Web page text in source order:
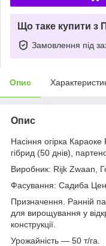
Що таке купити з
Замовлення під
Опис
Опис
Насіння огірка
гібрид (50 днів),
Виробник: Rijk Zwaan,
Фасування: Садиба
Призначення. Ранній
для вирощування у
конструкції.
Урожайність — 50 т/га.